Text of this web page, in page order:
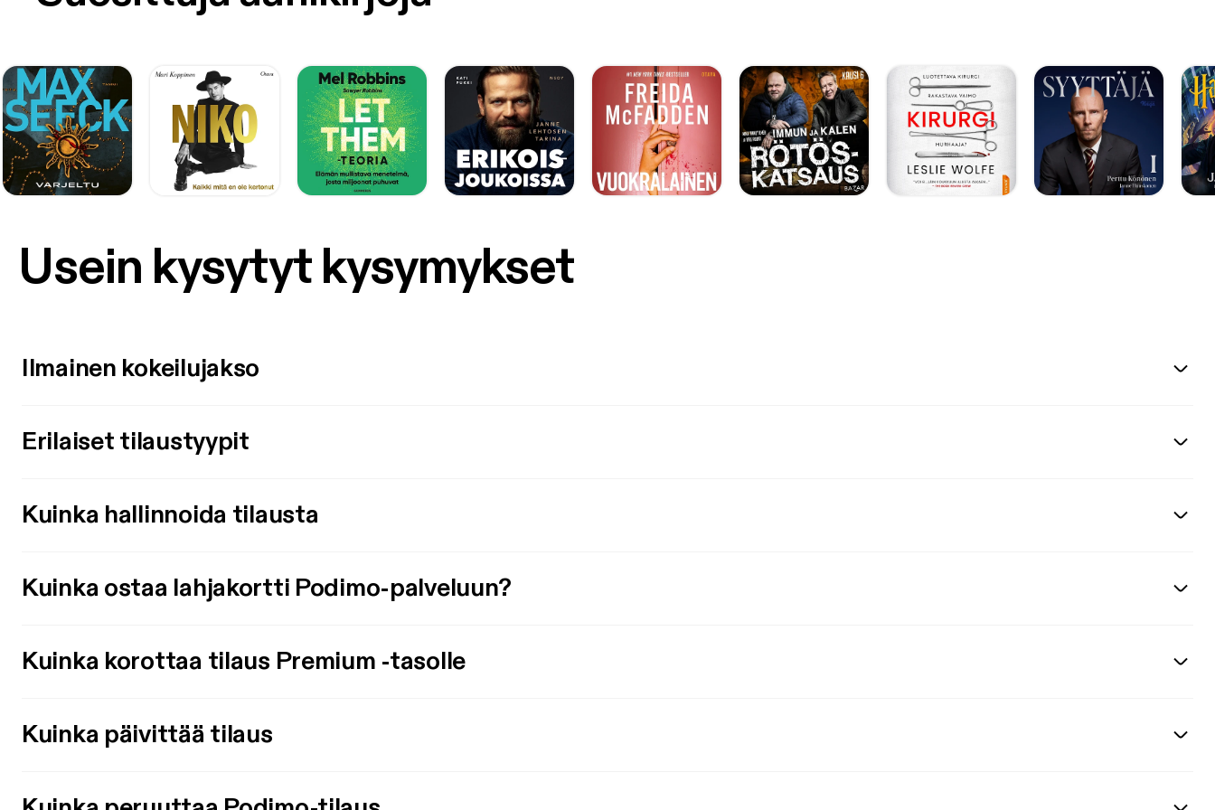
Usein kysytyt kysymykset
Ilmainen kokeilujakso
Erilaiset tilaustyypit
Kuinka hallinnoida tilausta
Kuinka ostaa lahjakortti Podimo-palveluun?
Kuinka korottaa tilaus Premium -tasolle
Kuinka päivittää tilaus